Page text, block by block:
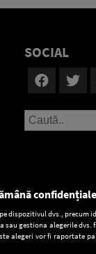
SOCIAL
confidențiale
dispozitivul dvs., precum
gestiona alegerile dvs.
alegeri vor fi raportate